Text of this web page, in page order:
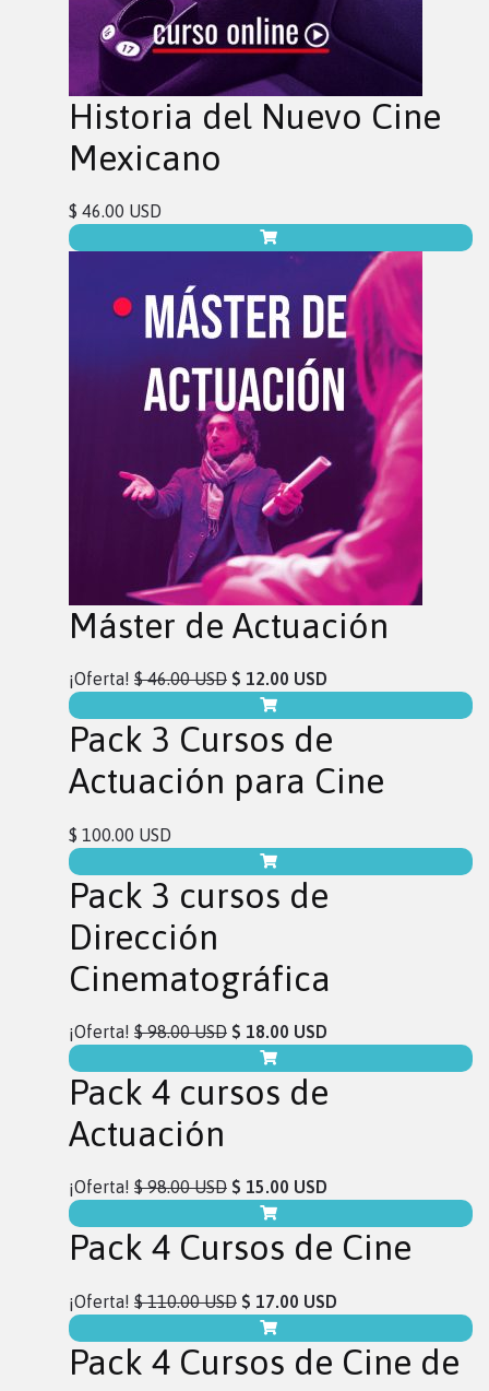
Historia del Nuevo Cine
Mexicano
$ 46.00 USD
Máster de Actuación
¡Oferta! $ 46.00 USD $ 12.00 USD
Pack 3 Cursos de
Actuación para Cine
$ 100.00 USD
Pack 3 cursos de
Dirección
Cinematográfica
¡Oferta! $ 98.00 USD $ 18.00 USD
Pack 4 cursos de
Actuación
¡Oferta! $ 98.00 USD $ 15.00 USD
Pack 4 Cursos de Cine
¡Oferta! $ 110.00 USD $ 17.00 USD
Pack 4 Cursos de Cine de